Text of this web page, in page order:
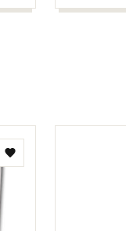
Toevoegen